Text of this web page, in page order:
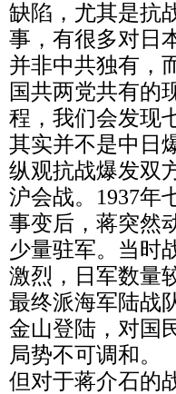
缺陷，尤其是抗
事，有很多对日
并非中共独有，
国共两党共有的
程，我们会发现
其实并不是中日
纵观抗战爆发双
沪会战。1937年
事变后，蒋突然
少量驻军。当时
激烈，日军数量
最终派海军陆战
金山登陆，对国
局势不可调和。
但对于蒋介石的